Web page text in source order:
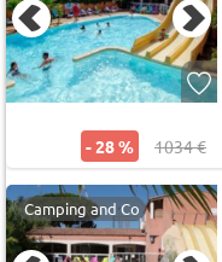
- 28 % 1034 €
Camping and Co